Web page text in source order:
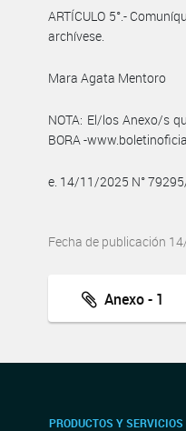
ARTÍCULO 5°.-
archívese.
Mara Agata Mentoro
NOTA: El/los Anexo/s
BORA -
e. 14/11/2025 N°
Fecha de publicación
Anexo - 1
PRODUCTOS Y SERVICIOS